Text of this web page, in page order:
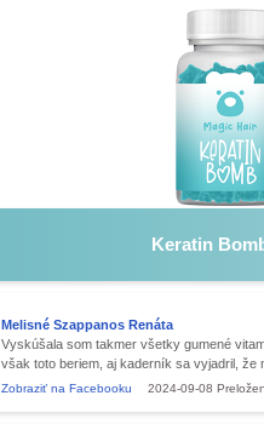
Keratin
Melisné Szappanos Renáta
Vyskúšala som takmer všetky gumené
však toto beriem, aj kaderník sa vyjadril, že
Zobraziť na Facebooku 2024-09-08